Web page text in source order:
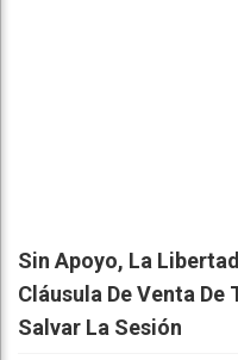
Sin Apoyo, La
Cláusula De Venta
Salvar La Sesión